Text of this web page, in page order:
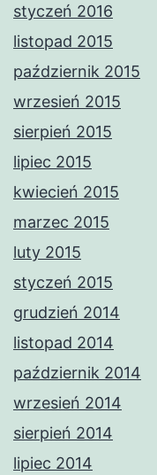
styczeń 2016
listopad 2015
październik 2015
wrzesień 2015
sierpień 2015
lipiec 2015
kwiecień 2015
marzec 2015
luty 2015
styczeń 2015
grudzień 2014
listopad 2014
październik 2014
wrzesień 2014
sierpień 2014
lipiec 2014